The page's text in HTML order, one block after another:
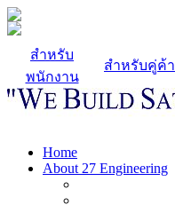
สำหรับ
พนักงาน
สำหรับคู่ค้า
Home
About 27 Engineering